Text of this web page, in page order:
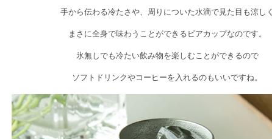
手から伝わる冷たさや、周りについた水滴で見た目も涼しく
まさに全身で味わうことができるビアカップなのです。
氷無しでも冷たい飲み物を楽しむことができるので
ソフトドリンクやコーヒーを入れるのもいいですね。